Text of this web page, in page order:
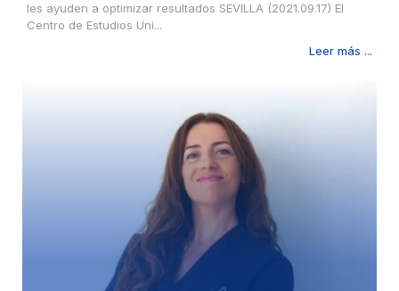
les ayuden a optimizar resultados SEVILLA (2021.09.17) El
Centro de Estudios Uni...
Leer más ...